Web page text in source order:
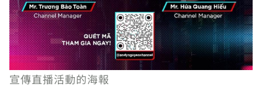
宣傳直播活動的海報